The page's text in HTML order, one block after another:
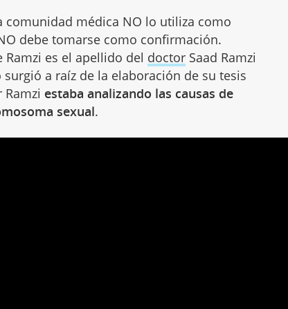
comunidad médica NO lo utiliza como
debe tomarse como confirmación.
es el apellido del doctor Saad Ramzi
a raíz de la elaboración de su tesis
estaba analizando las causas de
sexual.